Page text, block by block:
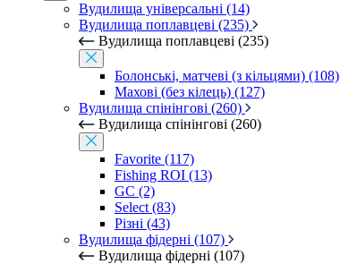
Вудилища універсальні (14)
Вудилища поплавцеві (235)
Вудилища поплавцеві (235)
Болонські, матчеві (з кільцями) (108)
Махові (без кілець) (127)
Вудилища спінінгові (260)
Вудилища спінінгові (260)
Favorite (117)
Fishing ROI (13)
GC (2)
Select (83)
Різні (43)
Вудилища фідерні (107)
Вудилища фідерні (107)